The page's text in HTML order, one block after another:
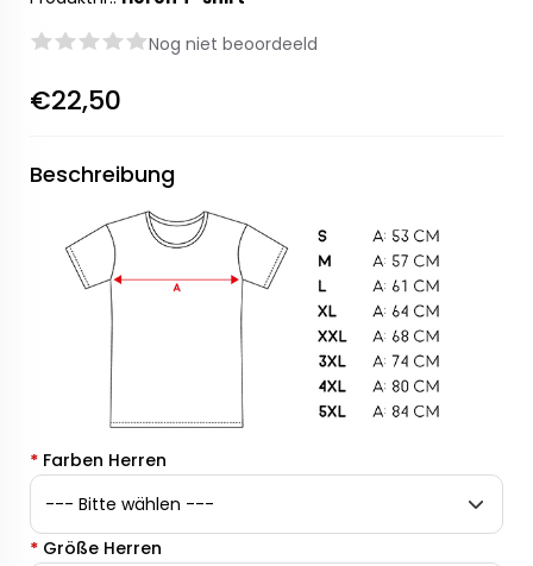
Nog niet beoordeeld
€22,50
Beschreibung
* Farben Herren
* Größe Herren